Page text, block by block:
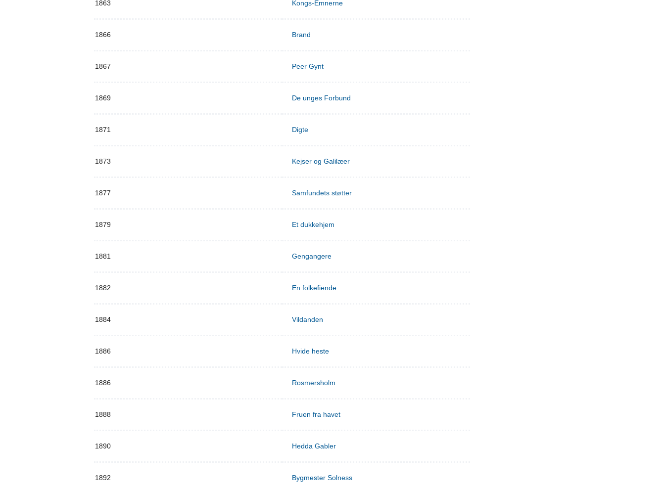
1863 Kongs-Emnerne
1866 Brand
1867 Peer Gynt
1869 De unges Forbund
1871 Digte
1873 Kejser og Galilæer
1877 Samfundets støtter
1879 Et dukkehjem
1881 Gengangere
1882 En folkefiende
1884 Vildanden
1886 Hvide heste
1886 Rosmersholm
1888 Fruen fra havet
1890 Hedda Gabler
1892 Bygmester Solness